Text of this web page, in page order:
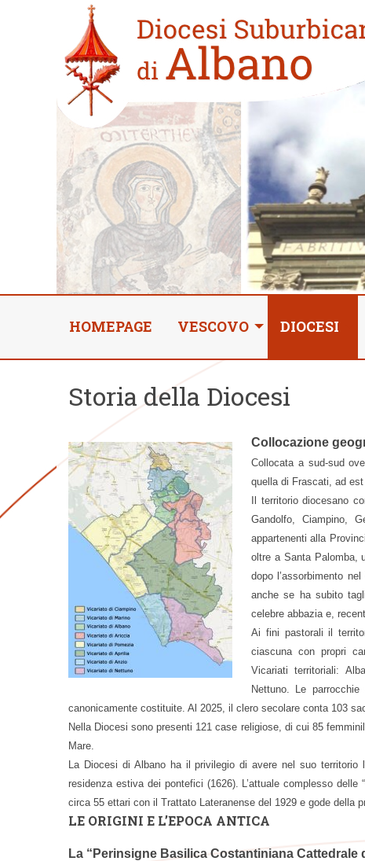
Home
new
HOMEPAGE VESCOVO DIOCESI
Storia della Diocesi
Collocazione
Collocata a sud-sud
quella di Frascati, ad
Il territorio diocesano
Gandolfo, Ciampino,
appartenenti alla
oltre a Santa Palomba,
dopo l’assorbimento
anche se ha subito
celebre abbazia e,
Ai fini pastorali il
ciascuna con propri
Vicariati territoriali:
Nettuno. Le
canonicamente costituite. Al 2025, il clero secolare conta 103
Nella Diocesi sono presenti 121 case religiose, di cui 85
Mare.
La Diocesi di Albano ha il privilegio di avere nel suo
residenza estiva dei pontefici (1626). L’attuale complesso
circa 55 ettari con il Trattato Lateranense del 1929 e gode della
LE ORIGINI E L’EPOCA ANTICA
La “Perinsigne Basilica Costantiniana Cattedrale